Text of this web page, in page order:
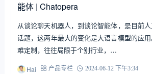
能体 | Chatopera
从谈论聊天机器人，到谈论智能体，是目前
话题，这两年最大的变化是大语言模型的应
难定制，往往局限于个别行业，…
Hai 产品专栏 2024-06-12 下午3:34